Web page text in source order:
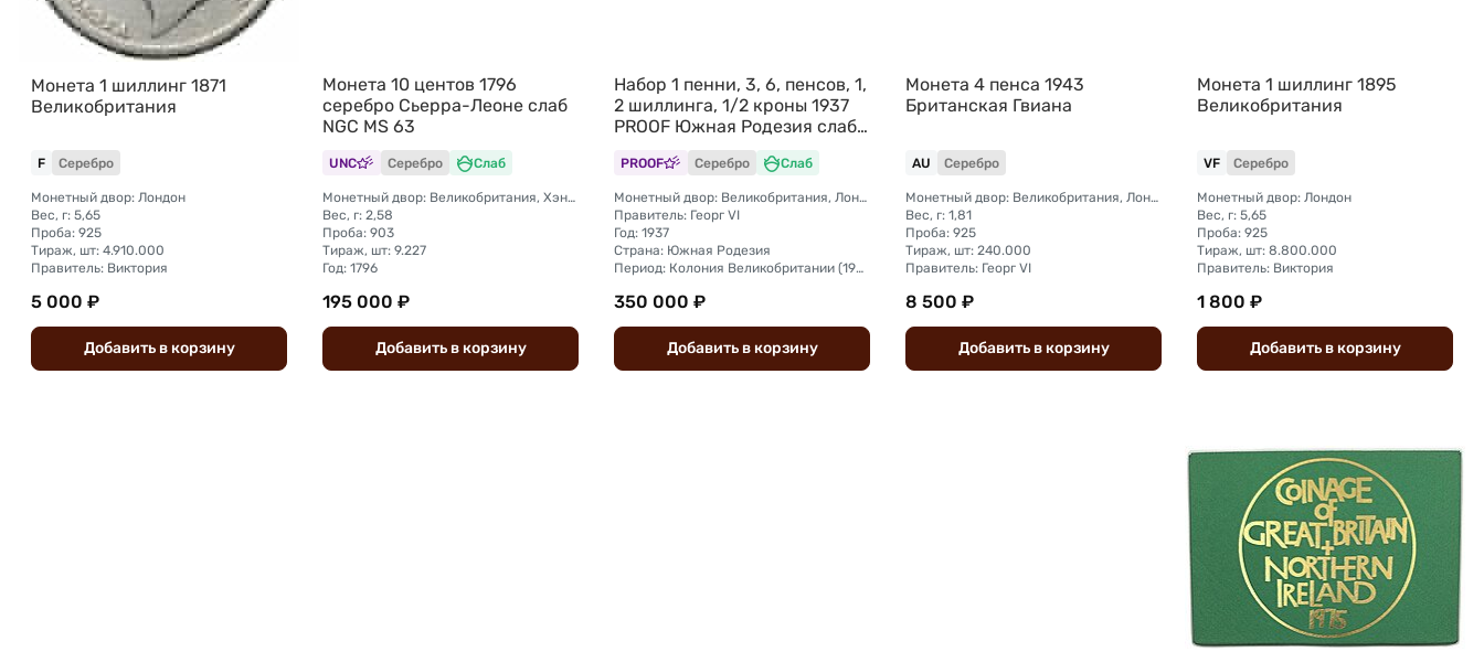
Монета 1 шиллинг 1871
Великобритания
F Серебро
Монетный двор: Лондон
Вес, г: 5,65
Проба: 925
Тираж, шт: 4.910.000
Правитель: Виктория
5 000 ₽
Добавить вкорзину
Монета 10 центов 1796
серебро Сьерра-Леоне слаб
NGC MS 63
UNC Серебро Слаб
Монетный двор: Великобритания, Хэндсворс
Вес, г: 2,58
Проба: 903
Тираж, шт: 9.227
Год: 1796
195 000 ₽
Добавить вкорзину
Набор 1 пенни, 3, 6, пенсов, 1,
2 шиллинга, 1/2 кроны 1937
PROOF Южная Родезия слабы
NGC PF 63-66 6 монет
PROOF Серебро Слаб
Монетный двор: Великобритания, Лондон
Правитель: Георг VI
Год: 1937
Страна: Южная Родезия
Период: Колония Великобритании (1932 - 1955)
350 000 ₽
Добавить вкорзину
Монета 4 пенса 1943
Британская Гвиана
AU Серебро
Монетный двор: Великобритания, Лондон
Вес, г: 1,81
Проба: 925
Тираж, шт: 240.000
Правитель: Георг VI
8 500 ₽
Добавить вкорзину
Монета 1 шиллинг 1895
Великобритания
VF Серебро
Монетный двор: Лондон
Вес, г: 5,65
Проба: 925
Тираж, шт: 8.800.000
Правитель: Виктория
1 800 ₽
Добавить вкорзину